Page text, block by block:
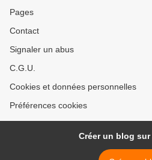
Pages
Contact
Signaler un abus
C.G.U.
Cookies et données personnelles
Préférences cookies
Créer un blog